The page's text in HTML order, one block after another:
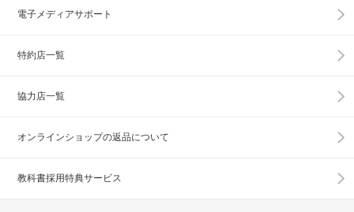
電子メディアサポート
特約店一覧
協力店一覧
オンラインショップの返品について
教科書採用特典サービス